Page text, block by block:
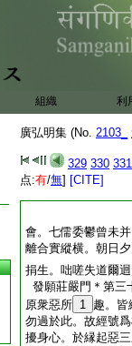
組織 利
廣弘明集 (No. 2103_
329 330 331
点:有/無] [CITE]
會。七儒委鬱曾未
離合實縱横。朝日
捐生。咄嗟失道爾
發願莊嚴門＊第三
原衆惡所 1 趣。皆
勿過於此。故經號
擾身心。於縁起惡